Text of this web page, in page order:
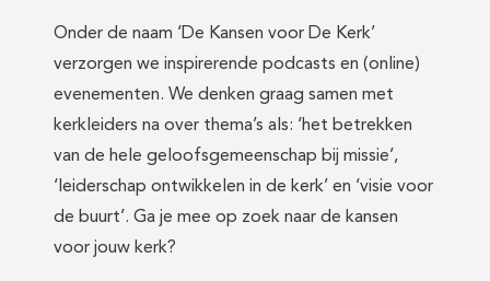
Onder de naam ‘De Kansen voor De Kerk’
verzorgen we inspirerende podcasts en (online)
evenementen. We denken graag samen met
kerkleiders na over thema’s als: ‘het betrekken
van de hele geloofsgemeenschap bij missie’,
‘leiderschap ontwikkelen in de kerk’ en ‘visie voor
de buurt’. Ga je mee op zoek naar de kansen
voor jouw kerk?